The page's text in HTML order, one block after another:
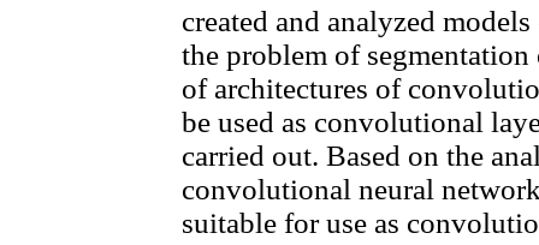
created and analyzed
the problem of
of architectures of
be used as convolutional
carried out. Based on the
convolutional neural
suitable for use as